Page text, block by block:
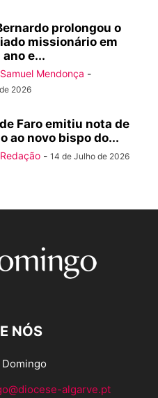
prolongou o
missionário em
e...
Samuel Mendonça -
2026
Faro emitiu nota de
ao novo bispo do...
Redação - 14 de Julho de 2026
NÓS
algarve.pt